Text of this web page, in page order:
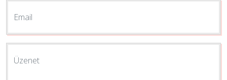
Email
Üzenet